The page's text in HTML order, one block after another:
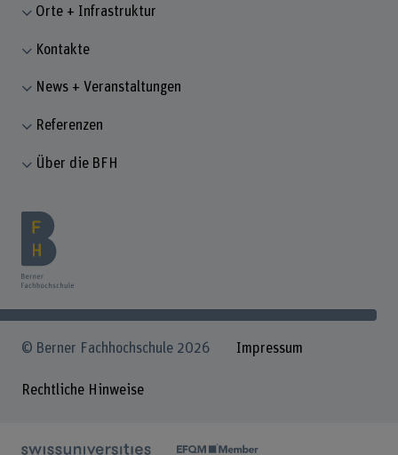
Orte + Infrastruktur
Kontakte
News + Veranstaltungen
Referenzen
Über die BFH
© Berner Fachhochschule 2026 Impressum
Rechtliche Hinweise